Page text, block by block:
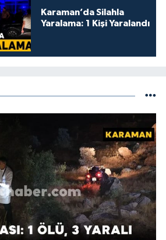
Karaman’da Silahla
Yaralama: 1 Kişi Yaralandı